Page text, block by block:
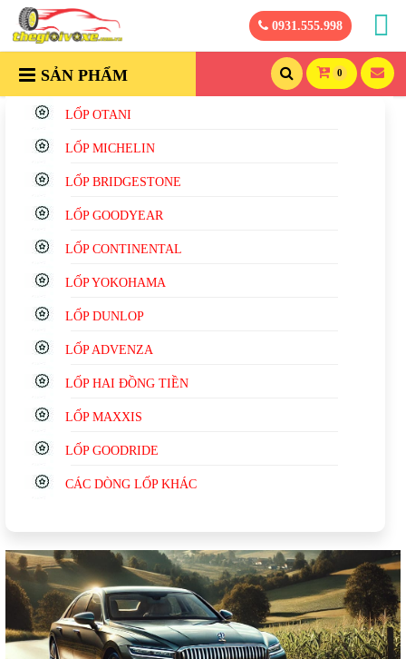
0931.555.998
SẢN PHẨM 0
LỐP OTANI
LỐP MICHELIN
LỐP BRIDGESTONE
LỐP GOODYEAR
LỐP CONTINENTAL
LỐP YOKOHAMA
LỐP DUNLOP
LỐP ADVENZA
LỐP HAI ĐỒNG TIỀN
LỐP MAXXIS
LỐP GOODRIDE
CÁC DÒNG LỐP KHÁC